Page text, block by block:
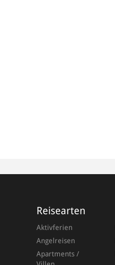
Reisearten
Aktivferien
Angelreisen
Apartments /